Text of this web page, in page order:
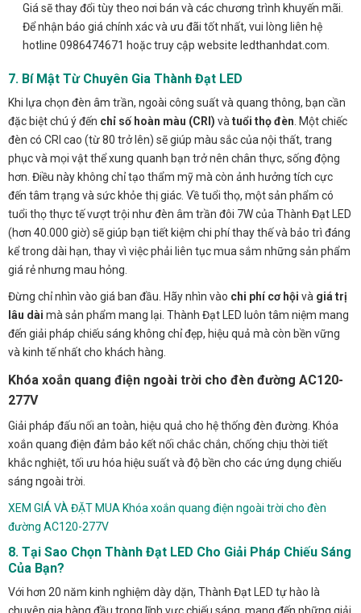
Giá sẽ thay đổi tùy theo nơi bán và các chương trình khuyến mãi.
Để nhận báo giá chính xác và ưu đãi tốt nhất, vui lòng liên hệ
hotline 0986474671 hoặc truy cập website ledthanhdat.com.
7. Bí Mật Từ Chuyên Gia Thành Đạt LED
Khi lựa chọn đèn âm trần, ngoài công suất và quang thông, bạn cần
đặc biệt chú ý đến chỉ số hoàn màu (CRI) vàtuổi thọ đèn. Một chiếc
đèn có CRI cao (từ 80 trở lên) sẽ giúp màu sắc của nội thất, trang
phục và mọi vật thể xung quanh bạn trở nên chân thực, sống động
hơn. Điều này không chỉ tạo thẩm mỹ mà còn ảnh hưởng tích cực
đến tâm trạng và sức khỏe thị giác. Về tuổi thọ, một sản phẩm có
tuổi thọ thực tế vượt trội như đèn âm trần đôi 7W của Thành Đạt LED
(hơn 40.000 giờ) sẽ giúp bạn tiết kiệm chi phí thay thế và bảo trì đáng
kể trong dài hạn, thay vì việc phải liên tục mua sắm những sản phẩm
giá rẻ nhưng mau hỏng.
Đừng chỉ nhìn vào giá ban đầu. Hãy nhìn vào chi phí cơ hội và giá trị
lâu dài mà sản phẩm mang lại. Thành Đạt LED luôn tâm niệm mang
đến giải pháp chiếu sáng không chỉ đẹp, hiệu quả mà còn bền vững
và kinh tế nhất cho khách hàng.
Khóa xoắn quang điện ngoài trời cho đèn đường AC120-
277V
Giải pháp đấu nối an toàn, hiệu quả cho hệ thống đèn đường. Khóa
xoắn quang điện đảm bảo kết nối chắc chắn, chống chịu thời tiết
khắc nghiệt, tối ưu hóa hiệu suất và độ bền cho các ứng dụng chiếu
sáng ngoài trời.
XEM GIÁ VÀ ĐẶT MUA Khóa xoắn quang điện ngoài trời cho đèn
đường AC120-277V
8. Tại Sao Chọn Thành Đạt LED Cho Giải Pháp Chiếu Sáng
Của Bạn?
Với hơn 20 năm kinh nghiệm dày dặn, Thành Đạt LED tự hào là